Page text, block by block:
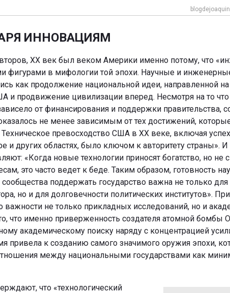
ИННОВАЦИЯМ
ХХ век был веком Америки именно потому, что
фигурами в мифологии той эпохи. Научные и
как продолжение национальной идеи, направленной
и продвижение цивилизации вперед. Несмотря на то что
от финансирования и поддержки правительства,
не менее зависимым от тех достижений,
превосходство США в XX веке, включая
и других областях, было ключом к авторитету страны». И
«Когда новые технологии приносят богатство, но не
это часто ведет к беде. Таким образом, готовность
поддержать государство важна не только для
но и для долговечности политических институтов».
важности не только прикладных исследований, но и
что именно приверженность создателя атомной бомбы
академическому поиску наряду с концентрацией
привела к созданию самого значимого оружия эпохи,
между национальными государствами как
что «технологический